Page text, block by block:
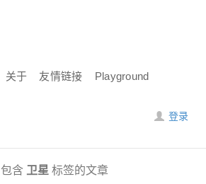
关于 友情链接 Playground
登录
包含 卫星 标签的文章